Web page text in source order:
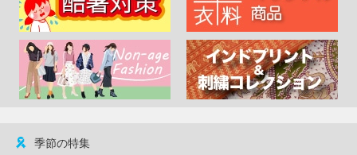
季節の特集